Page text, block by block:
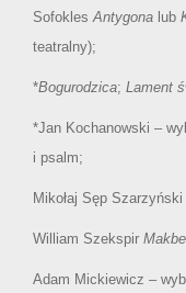
SofoklesAntygona lub
teatralny);
*Bogurodzica; Lament
*Jan Kochanowski –
i psalm;
Mikołaj Sęp
William Szekspir
Adam Mickiewicz –